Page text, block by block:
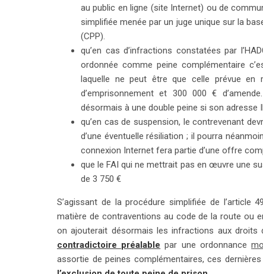
au public en ligne (site Internet) ou de
simplifiée menée par un juge unique sur la
(CPP).
qu’en cas d’infractions constatées par
ordonnée comme peine complémentaire
laquelle ne peut être que celle prévue en
d’emprisonnement et 300 000 €
désormais à une double peine si son adresse
qu’en cas de suspension, le contrevenant
d’une éventuelle résiliation ; il pourra
connexion Internet fera partie d’une offre
que le FAI qui ne mettrait pas en œuvre une
de 3 750 €
S’agissant de la procédure simplifiée de l’article
matière de contraventions au code de la route ou
on ajouterait désormais les infractions aux droits
contradictoire préalable par une ordonnance
assortie de peines complémentaires, ces